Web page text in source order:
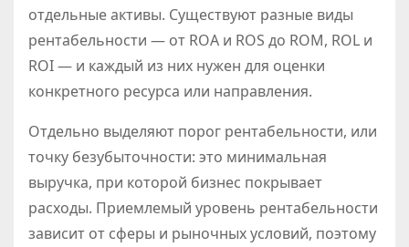
отдельные активы. Существуют разные виды
рентабельности — от ROA и ROS до ROM, ROL и
ROI — и каждый из них нужен для оценки
конкретного ресурса или направления.
Отдельно выделяют порог рентабельности, или
точку безубыточности: это минимальная
выручка, при которой бизнес покрывает
расходы. Приемлемый уровень рентабельности
зависит от сферы и рыночных условий, поэтому